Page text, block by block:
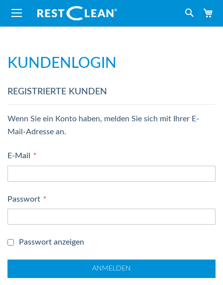
Suche
KUNDENLOGIN
REGISTRIERTE KUNDEN
Wenn Sie ein Konto haben, melden Sie sich mit Ihrer E-
Mail-Adresse an.
E-Mail
Passwort
Passwort anzeigen
ANMELDEN